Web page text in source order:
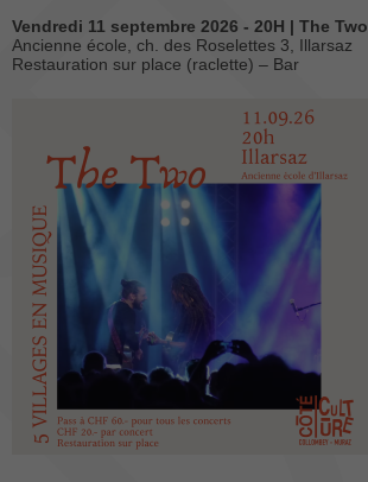
Vendredi 11 septembre 2026 - 20H | The Two
Ancienne école, ch. des Roselettes 3, Illarsaz
Restauration sur place (raclette) – Bar